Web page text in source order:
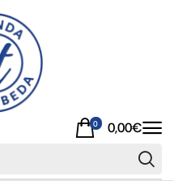
0 0,00€